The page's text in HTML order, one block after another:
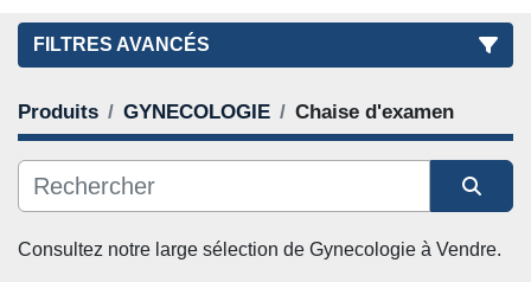
FILTRES AVANCÉS
FILTRES (2) NETTOYEZ TOUS
GYNECOLOGIE
CATÉGORIE
Produits GYNECOLOGIE Chaise d'examen
Trier par
Consultez notre large sélection de Gynecologie à Vendre.